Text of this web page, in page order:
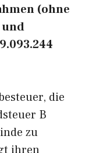
(ohne
und
die
B
zu